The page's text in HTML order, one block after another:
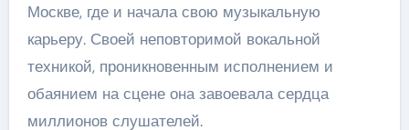
Москве, где и начала свою музыкальную
карьеру. Своей неповторимой вокальной
техникой, проникновенным исполнением и
обаянием на сцене она завоевала сердца
миллионов слушателей.